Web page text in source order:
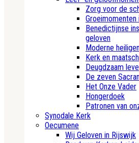
Zorg voor de
Groeimomenten
Benedictijnse
geloven
Moderne
Kerk en
Deugdzaam
De zeven
Het Onze Vader
Hongerdoek
Patronen van
Synodale Kerk
Oecumene
Wij Geloven in Rijswijk